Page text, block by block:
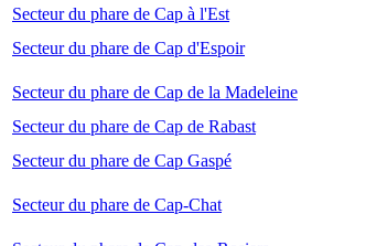
Secteur du phare de Cap à l'Est
Secteur du phare de Cap d'Espoir
Secteur du phare de Cap de la Madeleine
Secteur du phare de Cap de Rabast
Secteur du phare de Cap Gaspé
Secteur du phare de Cap-Chat